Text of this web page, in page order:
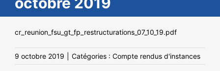
NOS ACTIONS
cr_reunion_fsu_gt_fp_restructurations_07_10_19.pdf
9 octobre 2019 Catégories : Compte rendus d'instances